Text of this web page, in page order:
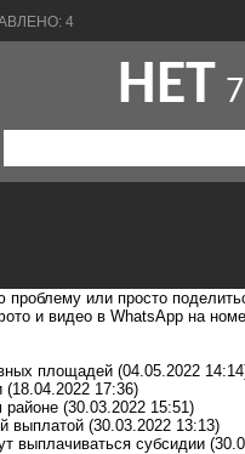
или просто
и видео в WhatsApp на
площадей (04.05.2022
(18.04.2022 17:36)
районе (30.03.2022 15:51)
выплатой (30.03.2022 13:13)
выплачиваться субсидии